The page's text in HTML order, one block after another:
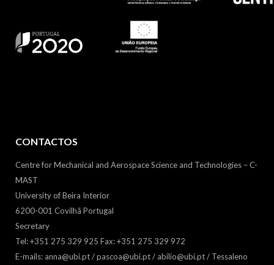
CONTACTOS
Centre for Mechanical and Aerospace Science and Technologies – C-
MAST
University of Beira Interior
6200-001 Covilhã Portugal
Secretary
Tel: +351 275 329 925 Fax: +351 275 329 972
E-mails: anna@ubi.pt / pascoa@ubi.pt / abilio@ubi.pt / Tessaleno